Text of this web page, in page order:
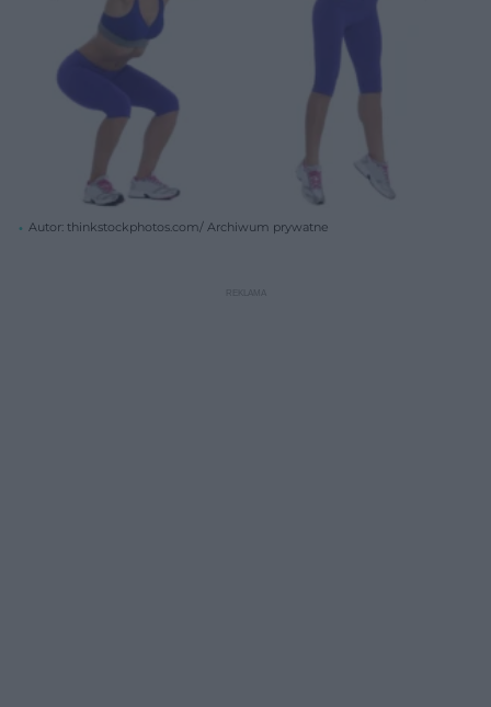
Autor: thinkstockphotos.com/ Archiwum prywatne